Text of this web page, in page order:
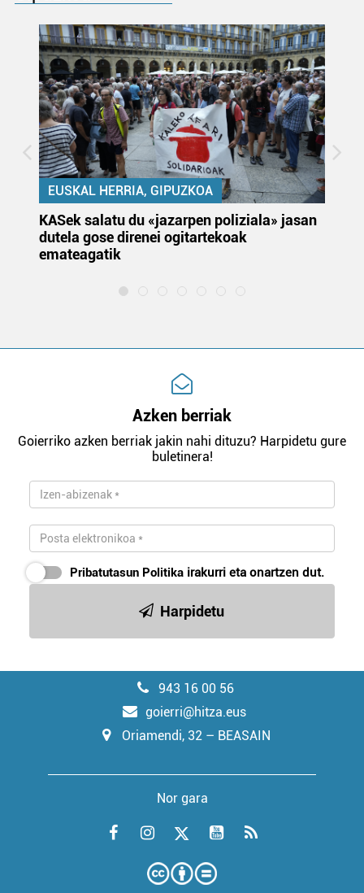
EUSKAL HERRIA, GIPUZKOA
KASek salatu du «jazarpen poliziala» jasan
dutela gose direnei ogitartekoak
emateagatik
Azken berriak
Goierriko azken berriak jakin nahi dituzu? Harpidetu gure
buletinera!
Pribatutasun Politika irakurri eta onartzen dut.
Harpidetu
943 16 00 56
goierri@hitza.eus
Oriamendi, 32 – BEASAIN
Nor gara